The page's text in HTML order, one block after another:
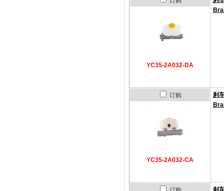
YC35-2A032-DA
订购
YC35-2A032-CA
刹
刹